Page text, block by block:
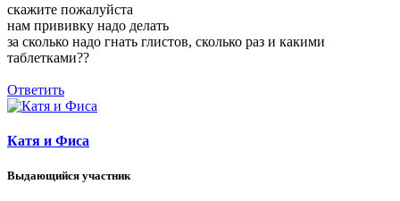
скажите пожалуйста
нам прививку надо делать
за сколько надо гнать глистов, сколько раз и какими
таблетками??
Ответить
Катя и Фиса
Выдающийся участник